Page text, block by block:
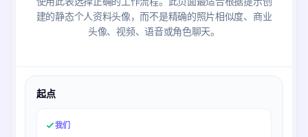
建的静态个人资料头像，而不是精确的照片相似度、商业
头像、视频、语音或角色聊天。
起点
我们